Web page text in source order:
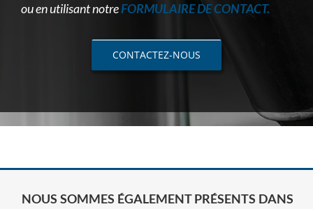
ou en utilisant notreFORMULAIRE DE CONTACT.
CONTACTEZ-NOUS
NOUS SOMMES ÉGALEMENT PRÉSENTS DANS